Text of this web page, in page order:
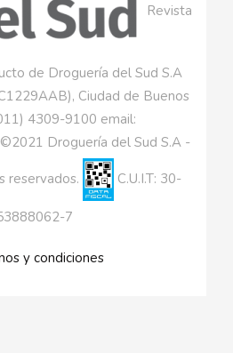
Revista
de Droguería del Sud S.A
Ciudad de Buenos
4309-9100 email:
Droguería del Sud S.A -
reservados. C.U.I.T: 30-
7
y condiciones